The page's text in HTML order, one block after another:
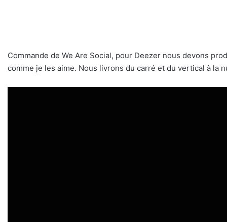
Commande de We Are Social, pour Deezer nous devons
comme je les aime. Nous livrons du carré et du vertical à la